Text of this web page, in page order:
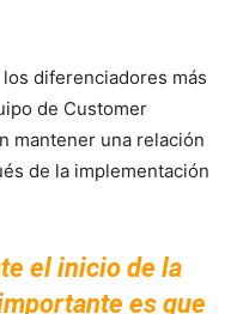
diferenciadores más
de Customer
mantener una relación
de la implementación
el inicio de la
es que